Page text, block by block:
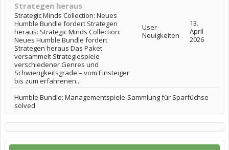
Strategen heraus
Strategic Minds Collection: Neues
Humble Bundle fordert Strategen
heraus: Strategic Minds Collection:
Neues Humble Bundle fordert
Strategen heraus Das Paket
versammelt Strategiespiele
verschiedener Genres und
Schwierigkeitsgrade – vom Einsteiger
bis zum erfahrenen...
User-
Neuigkeiten
13.
April
2026
Humble Bundle: Managementspiele-Sammlung für Sparfüchse
solved